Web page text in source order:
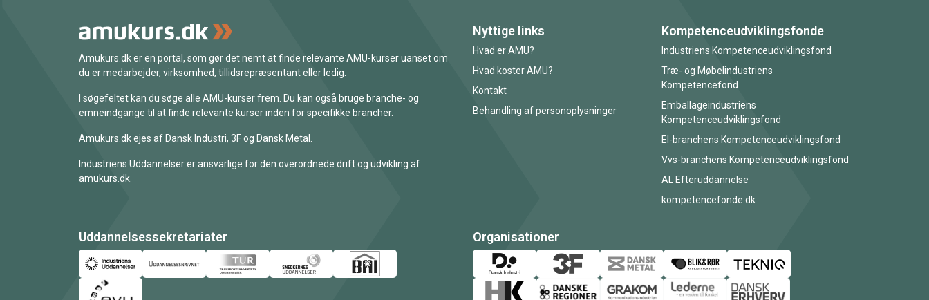
Amukurs.dk er en portal, som gør det nemt at finde relevante AMU-kurser uanset om
du er medarbejder, virksomhed, tillidsrepræsentant eller ledig.
I søgefeltet kan du søge alle AMU-kurser frem. Du kan også bruge branche- og
emneindgange til at finde relevante kurser inden for specifikke brancher.
Amukurs.dk ejes af Dansk Industri, 3F og Dansk Metal.
Industriens Uddannelser er ansvarlige for den overordnede drift og udvikling af
amukurs.dk.
Nyttige links
Hvad er AMU?
Hvad koster AMU?
Kontakt
Behandling af personoplysninger
Kompetenceudviklingsfonde
Industriens Kompetenceudviklingsfond
Træ- og Møbelindustriens
Kompetencefond
Emballageindustriens
Kompetenceudviklingsfond
El-branchens Kompetenceudviklingsfond
Vvs-branchens Kompetenceudviklingsfond
AL Efteruddannelse
kompetencefonde.dk
Uddannelsessekretariater Organisationer